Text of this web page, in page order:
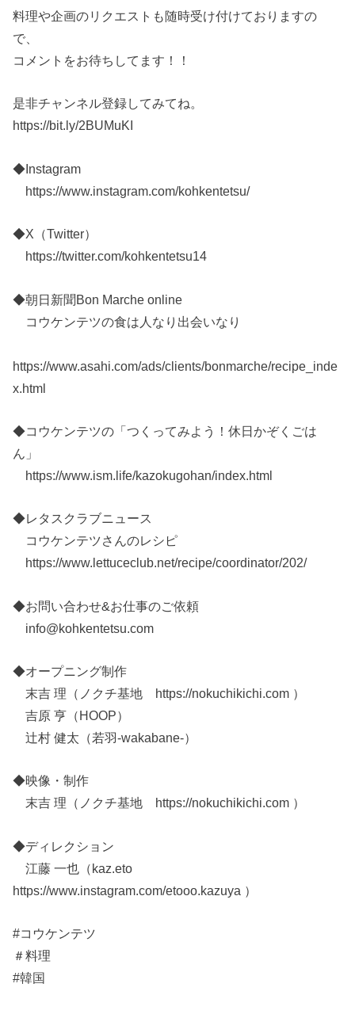
料理や企画のリクエストも随時受け付けておりますの
で、
コメントをお待ちしてます！！
是非チャンネル登録してみてね。
https://bit.ly/2BUMuKI
◆Instagram
https://www.instagram.com/kohkentetsu/
◆X（Twitter）
https://twitter.com/kohkentetsu14
◆朝日新聞Bon Marche online
コウケンテツの食は人なり出会いなり
https://www.asahi.com/ads/clients/bonmarche/recipe_inde
x.html
◆コウケンテツの「つくってみよう！休日かぞくごは
ん」
https://www.ism.life/kazokugohan/index.html
◆レタスクラブニュース
コウケンテツさんのレシピ
https://www.lettuceclub.net/recipe/coordinator/202/
◆お問い合わせ&お仕事のご依頼
info@kohkentetsu.com
◆オープニング制作
末吉 理（ノクチ基地 https://nokuchikichi.com ）
吉原 亨（HOOP）
辻村 健太（若羽-wakabane-）
◆映像・制作
末吉 理（ノクチ基地 https://nokuchikichi.com ）
◆ディレクション
江藤 一也（kaz.eto
https://www.instagram.com/etooo.kazuya ）
#コウケンテツ
＃料理
#韓国